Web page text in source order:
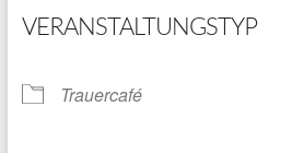
VERANSTALTUNGSTYP
Trauercafé